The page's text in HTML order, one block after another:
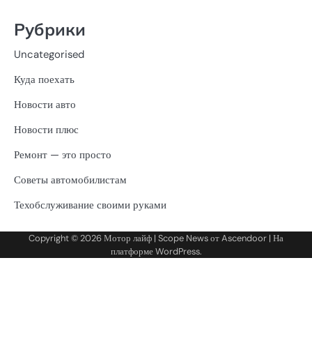
Рубрики
Uncategorised
Куда поехать
Новости авто
Новости плюс
Ремонт — это просто
Советы автомобилистам
Техобслуживание своими руками
Copyright © 2026Мотор лайф | Scope News отAscendoor | На
платформеWordPress.